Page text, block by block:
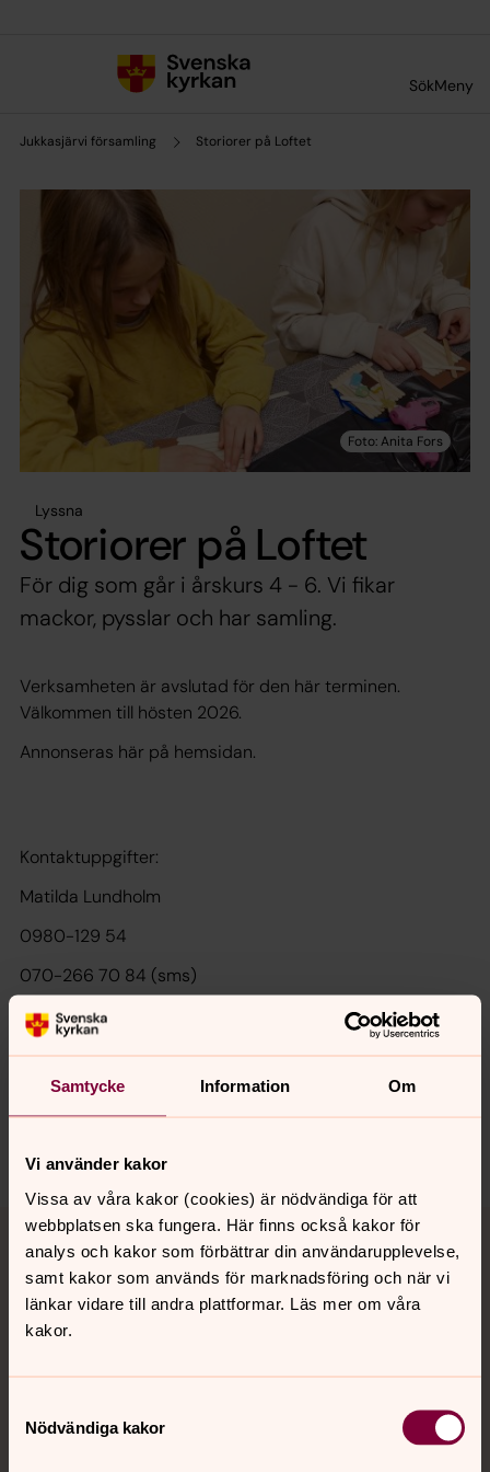
Samtycke Information Om
Vi använder kakor
Vissa av våra kakor (cookies) är nödvändiga för att
webbplatsen ska fungera. Här finns också kakor för
analys och kakor som förbättrar din användarupplevelse,
samt kakor som används för marknadsföring och när vi
länkar vidare till andra plattformar. Läs mer om våra
kakor.
Nödvändiga kakor
SökMeny
Jukkasjärvi församling Storiorer på Loftet
Lyssna
Storiorer på Loftet
För dig som går i årskurs 4 - 6. Vi fikar
mackor, pysslar och har samling.
Verksamheten är avslutad för den här terminen.
Välkommen till hösten 2026.
Annonseras här på hemsidan.
Kontaktuppgifter:
Matilda Lundholm
0980-129 54
070-266 70 84 (sms)
Välkomna!
Tillbaka till toppen
Tillbaka till innehållet
Kontakt